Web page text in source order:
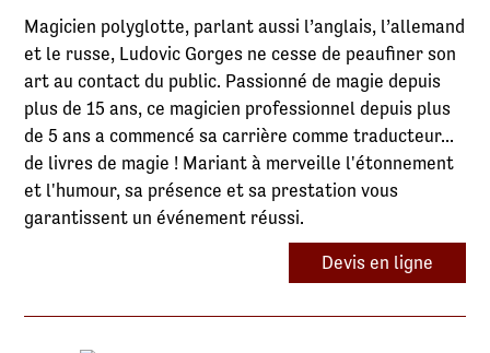
Magicien polyglotte, parlant aussi l’anglais, l’allemand
et le russe, Ludovic Gorges ne cesse de peaufiner son
art au contact du public. Passionné de magie depuis
plus de 15 ans, ce magicien professionnel depuis plus
de 5 ans a commencé sa carrière comme traducteur...
de livres de magie ! Mariant à merveille l'étonnement
et l'humour, sa présence et sa prestation vous
garantissent un événement réussi.
Devis en ligne